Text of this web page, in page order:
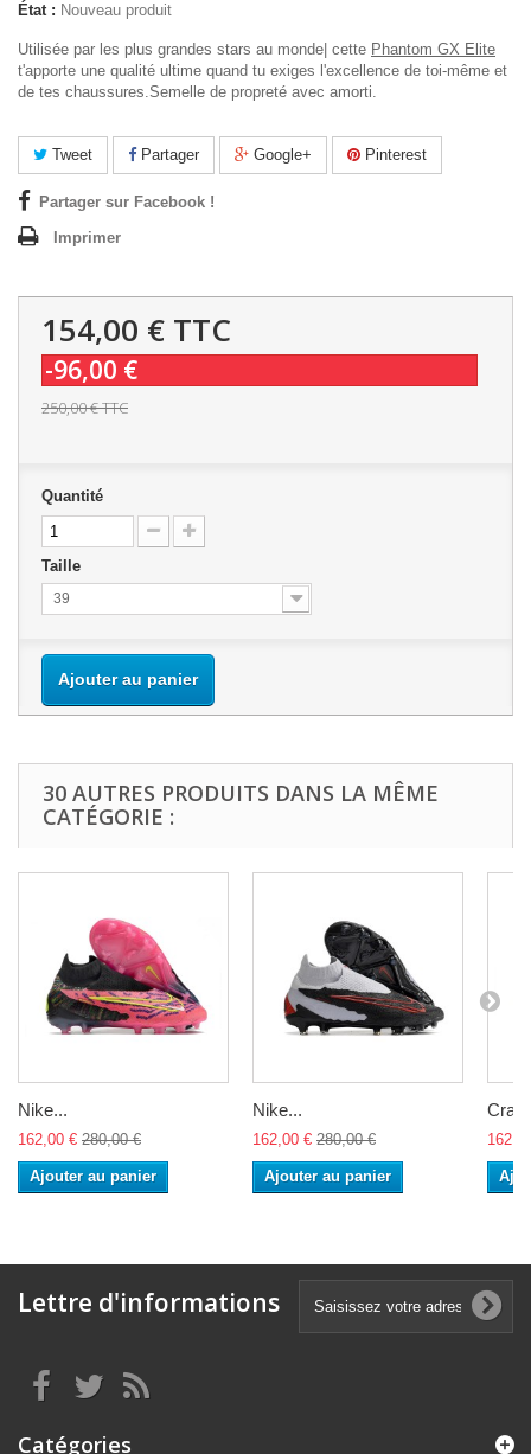
État : Nouveau produit
Utilisée par les plus grandes stars au monde| cette Phantom GX Elite
t'apporte une qualité ultime quand tu exiges l'excellence de toi-même et
de tes chaussures.Semelle de propreté avec amorti.
Tweet Partager Google+ Pinterest
Partager sur Facebook !
Imprimer
154,00 € TTC
-96,00 €
250,00 €TTC
Quantité
Taille
39
Ajouter au panier
30 AUTRES PRODUITS DANS LA MÊME
CATÉGORIE :
Nike...
162,00 € 280,00 €
Ajouter au panier
Nike...
162,00 € 280,00 €
Ajouter au panier
Lettre d'informations
Catégories